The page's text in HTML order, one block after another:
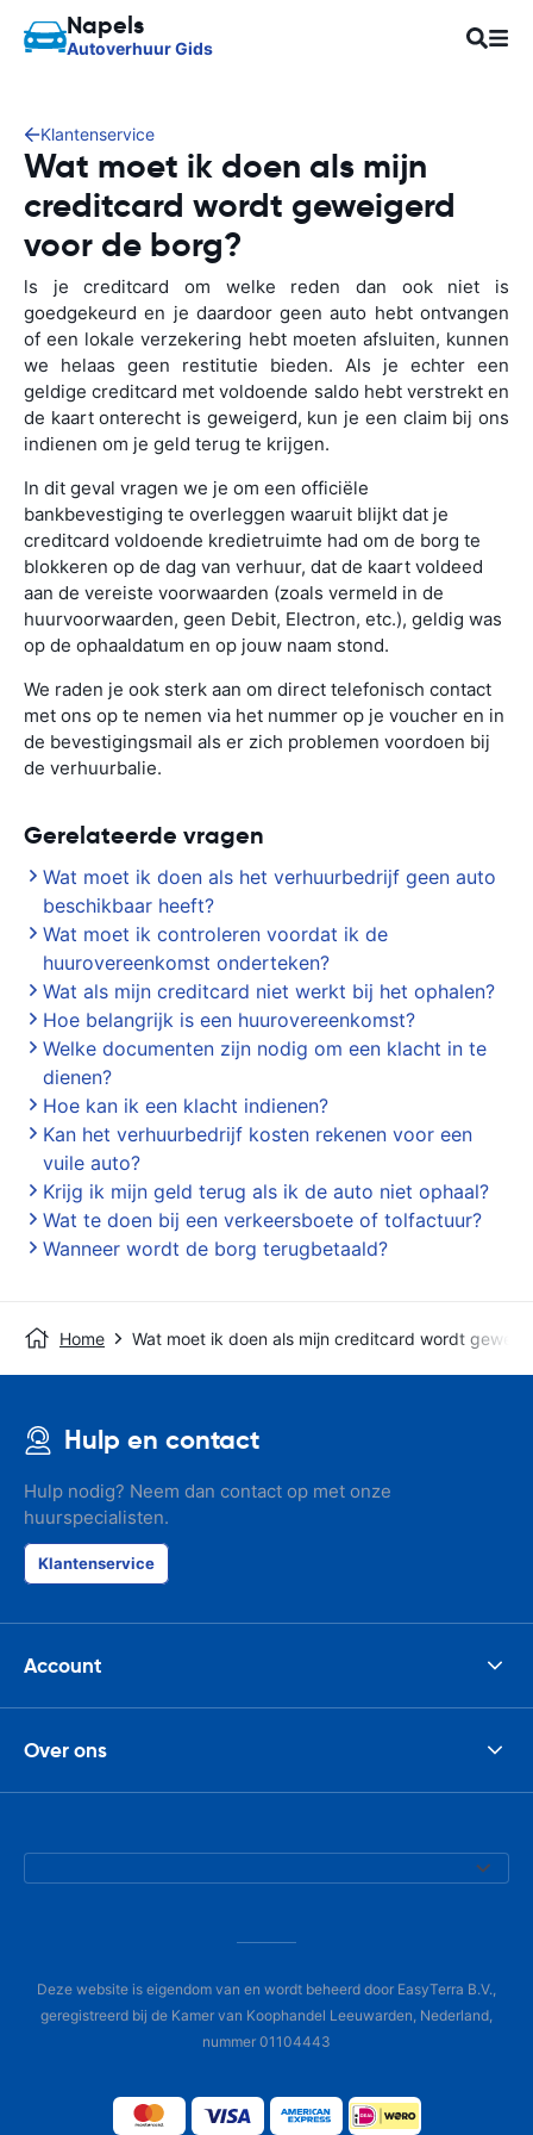
Napels
Autoverhuur Gids
Klantenservice
Wat moet ik doen als mijn
creditcard wordt geweigerd
voor de borg?
ls je creditcard om welke reden dan ook niet is
goedgekeurd en je daardoor geen auto hebt ontvangen
of een lokale verzekering hebt moeten afsluiten, kunnen
we helaas geen restitutie bieden. Als je echter een
geldige creditcard met voldoende saldo hebt verstrekt en
de kaart onterecht is geweigerd, kun je een claim bij ons
indienen om je geld terug te krijgen.
In dit geval vragen we je om een officiële
bankbevestiging te overleggen waaruit blijkt dat je
creditcard voldoende kredietruimte had om de borg te
blokkeren op de dag van verhuur, dat de kaart voldeed
aan de vereiste voorwaarden (zoals vermeld in de
huurvoorwaarden, geen Debit, Electron, etc.), geldig was
op de ophaaldatum en op jouw naam stond.
We raden je ook sterk aan om direct telefonisch contact
met ons op te nemen via het nummer op je voucher en in
de bevestigingsmail als er zich problemen voordoen bij
de verhuurbalie.
Gerelateerde vragen
Wat moet ik doen als het verhuurbedrijf geen auto
beschikbaar heeft?
Wat moet ik controleren voordat ik de
huurovereenkomst onderteken?
Wat als mijn creditcard niet werkt bij het ophalen?
Hoe belangrijk is een huurovereenkomst?
Welke documenten zijn nodig om een klacht in te
dienen?
Hoe kan ik een klacht indienen?
Kan het verhuurbedrijf kosten rekenen voor een
vuile auto?
Krijg ik mijn geld terug als ik de auto niet ophaal?
Wat te doen bij een verkeersboete of tolfactuur?
Wanneer wordt de borg terugbetaald?
Home Wat moet ik doen als mijn creditcard wordt
Hulp en contact
Hulp nodig? Neem dan contact op met onze
huurspecialisten.
Klantenservice
Account
Over ons
Deze website is eigendom van en wordt beheerd door EasyTerra B.V.,
geregistreerd bij de Kamer van Koophandel Leeuwarden, Nederland,
nummer 01104443